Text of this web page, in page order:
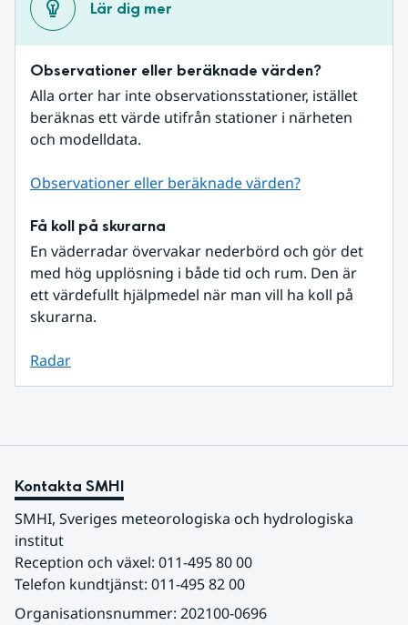
Lär dig mer
Observationer eller beräknade värden?
Alla orter har inte observationsstationer, istället
beräknas ett värde utifrån stationer i närheten
och modelldata.
Observationer eller beräknade värden?
Få koll på skurarna
En väderradar övervakar nederbörd och gör det
med hög upplösning i både tid och rum. Den är
ett värdefullt hjälpmedel när man vill ha koll på
skurarna.
Radar
Kontakta SMHI
SMHI, Sveriges meteorologiska och hydrologiska
institut
Reception och växel: 011-495 80 00
Telefon kundtjänst: 011-495 82 00
Organisationsnummer: 202100-0696